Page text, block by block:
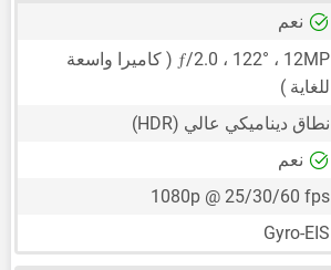
نعم
12MP ، ƒ /2.0 ، 122° ( كاميرا واسعة
للغاية )
نطاق ديناميكي عالي (HDR)
نعم
1080p @ 25/30/60 fps
Gyro-EIS